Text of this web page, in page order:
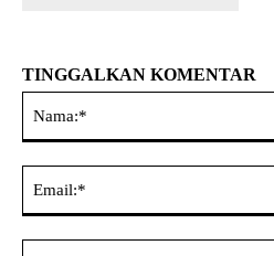
TINGGALKAN KOMENTAR